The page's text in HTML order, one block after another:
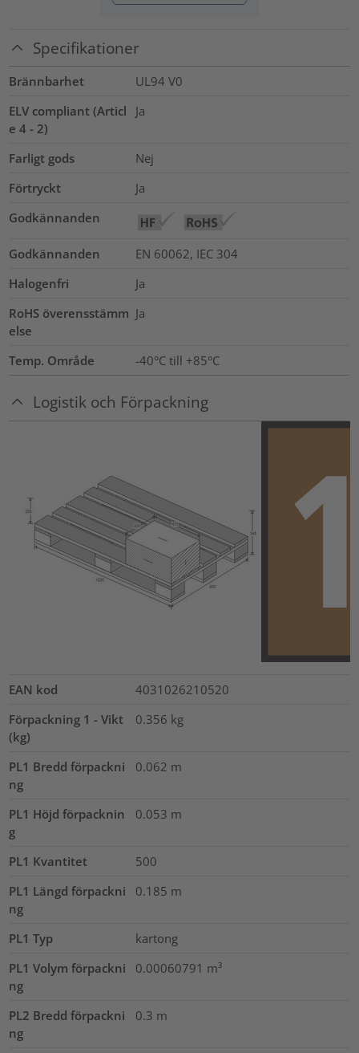
Specifikationer
Brännbarhet
UL94 V0
ELV compliant (Articl
e 4 - 2)
Ja
Farligt gods
Nej
Förtryckt
Ja
Godkännanden
Godkännanden
EN 60062, IEC 304
Halogenfri
Ja
RoHS överensstämm
else
Ja
Temp. Område -40°C till +85°C
Logistik och Förpackning
EAN kod
4031026210520
Förpackning 1 - Vikt
(kg)
0.356 kg
PL1 Bredd förpackni
ng
0.062 m
PL1 Höjd förpacknin
g
0.053 m
PL1 Kvantitet
500
PL1 Längd förpackni
ng
0.185 m
PL1 Typ
kartong
PL1 Volym förpackni
ng
0.00060791 m³
PL2 Bredd förpackni
ng
0.3 m